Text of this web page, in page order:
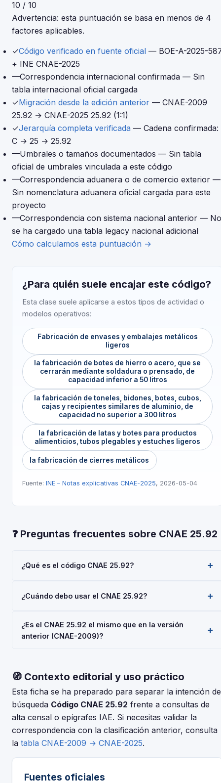
10 / 10
Advertencia: esta puntuación se basa en menos de 4
factores aplicables.
✓Código verificado en fuente oficial — BOE-A-2025-
+ INE CNAE-2025
—Correspondencia internacional confirmada — Sin
tabla internacional oficial cargada
✓Migración desde la edición anterior — CNAE-2009
25.92 → CNAE-2025 25.92 (1:1)
✓Jerarquía completa verificada — Cadena confirmada:
C → 25 → 25.92
—Umbrales o tamaños documentados — Sin tabla
oficial de umbrales vinculada a este código
—Correspondencia aduanera o de comercio exterior —
Sin nomenclatura aduanera oficial cargada para este
proyecto
—Correspondencia con sistema nacional anterior — No
se ha cargado una tabla legacy nacional adicional
Cómo calculamos esta puntuación →
¿Para quién suele encajar este código?
Esta clase suele aplicarse a estos tipos de actividad o
modelos operativos:
Fabricación de envases y embalajes metálicos
ligeros
la fabricación de botes de hierro o acero, que se
cerrarán mediante soldadura o prensado, de
capacidad inferior a 50 litros
la fabricación de toneles, bidones, botes, cubos,
cajas y recipientes similares de aluminio, de
capacidad no superior a 300 litros
la fabricación de latas y botes para productos
alimenticios, tubos plegables y estuches ligeros
la fabricación de cierres metálicos
Fuente: INE – Notas explicativas CNAE-2025, 2026-05-04
❓ Preguntas frecuentes sobre CNAE 25.92
¿Qué es el código CNAE 25.92?
envases y embalajes metálicos ligeros', según la
(CNAE-2025), aprobada por Real Decreto 10/2025. Es un
código de nivel 'Clase' usado en registros oficiales en
¿Cuándo debo usar el CNAE 25.92?
'Fabricación de envases y embalajes metálicos ligeros'.
Deberás indicarlo al darte de alta en la Seguridad Social
¿Es el CNAE 25.92 el mismo que en la versión
anterior (CNAE-2009)?
para verificar si el código 25.92 tuvo modificaciones. El
periodo de adaptación fue hasta el 30 de junio de 2025.
🧭 Contexto editorial y uso práctico
Esta ficha se ha preparado para separar la intención de
búsqueda Código CNAE 25.92 frente a consultas de
alta censal o epígrafes IAE. Si necesitas validar la
correspondencia con la clasificación anterior, consulta
la tabla CNAE-2009 → CNAE-2025.
Fuentes oficiales